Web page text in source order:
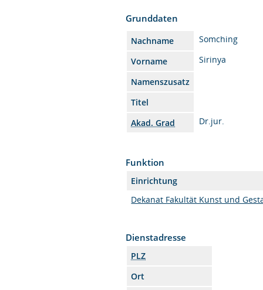
Grunddaten
Nachname
Somching
Vorname
Sirinya
Namenszusatz
Titel
Akad. Grad
Dr.jur.
Funktion
Einrichtung
Dekanat Fakultät Kunst und
Dienstadresse
PLZ
Ort